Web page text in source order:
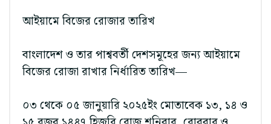
আইয়ামে বিজের রোজার তারিখ
বাংলাদেশ ও তার পাশ্ববর্তী দেশসমূহের জন্য আইয়ামে
বিজের রোজা রাখার নির্ধারিত তারিখ—
০৩ থেকে ০৫ জানুয়ারি ২০২৫ইং মোতাবেক ১৩, ১৪ ও